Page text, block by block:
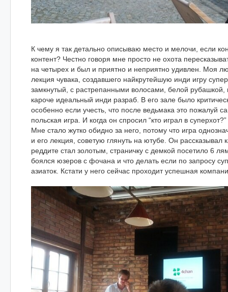
К чему я так детально описываю место и мелочи, если
контент? Честно говоря мне просто не охота
на четырех и был и приятно и неприятно удивлен. Моя
лекция чувака, создавшего найкрутейшую инди игру
замкнутый, с растрепанными волосами, белой рубашкой,
кароче идеальный инди разраб. В его зале было
особенно если учесть, что после ведьмака это пожалуй
польская игра. И когда он спросил “кто играл в
Мне стало жутко обидно за него, потому что игра
и его лекция, советую глянуть на ютубе. Он рассказывал
реддите стал золотым, страничку с демкой посетило 6
боялся юзеров с фочана и что делать если по запросу
азиаток. Кстати у него сейчас проходит успешная